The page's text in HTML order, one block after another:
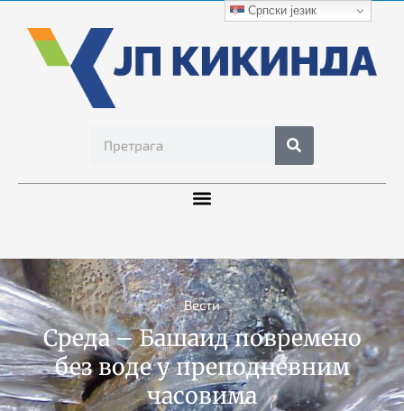
Вести
Среда – Башаид повремено
без воде у преподневним
часовима
Српски језик